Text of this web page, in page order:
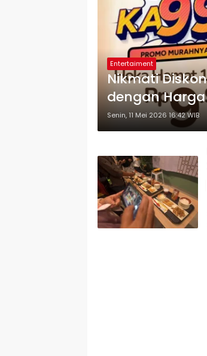
Entertaiment
Nikmati
dengan
Senin, 11 Mei 2026 16:42 WIB